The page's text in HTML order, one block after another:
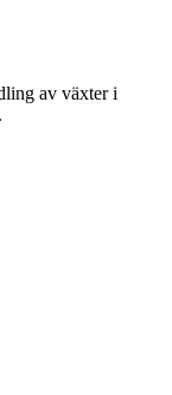
av växter i